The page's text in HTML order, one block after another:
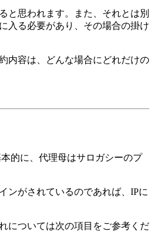
と思われます。また、それとは別
入る必要があり、その場合の掛け
内容は、どんな場合にどれだけの
的に、代理母はサロガシーのプ
ンがされているのであれば、IPに
については次の項目をご参考くだ